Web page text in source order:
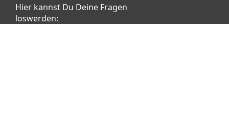
Hier kannst Du Deine Fragen
loswerden: